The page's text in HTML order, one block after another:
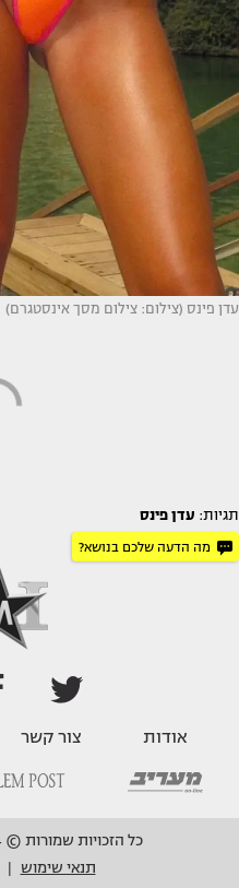
עדן פינס (צילום: צילום מסך אינסטגרם)
תגיות: עדן פינס
מה הדעה שלכם בנושא?
אודות צור קשר
כל הזכויות שמורות © 2014 מעריב און ליין בע"מ.
תנאי שימוש